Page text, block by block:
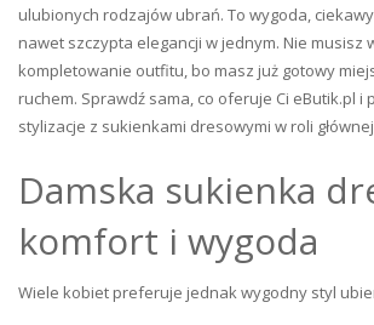
ulubionych rodzajów ubrań. To wygoda,
nawet szczypta elegancji w jednym. Nie musisz
kompletowanie outfitu, bo masz już gotowy
ruchem. Sprawdź sama, co oferuje Ci eButik.pl i
stylizacje z sukienkami dresowymi w roli
Damska sukienka
komfort i wygoda
Wiele kobiet preferuje jednak wygodny styl